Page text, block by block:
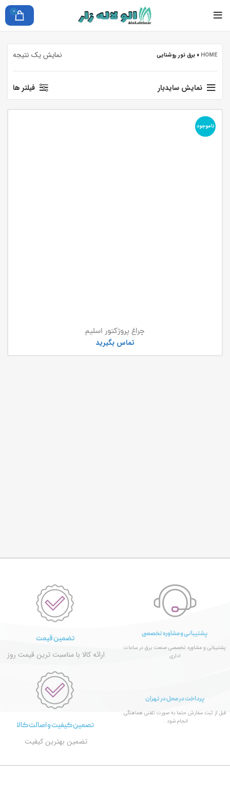
0
HOME
» برق نور روشنایی نمایش یک نتیجه
نمایش سایدبار فیلتر ها
ناموجود
چراغ پروژکتور اسلیم
تماس بگیرید
پشتیبانی و مشاوره تخصصی
پشتیبانی و مشاوره تخصصی صنعت برق در ساعات
اداری
تضمین قیمت
ارائه کالا با مناسبت ترین قیمت روز
پرداخت در محل در تهران
قبل از ثبت سفارش حتما به صورت تلفنی هماهنگی
انجام شود .
تصمین کیفیت و اصالت کالا
تضمین بهترین کیفیت